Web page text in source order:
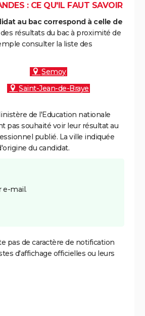
: CE QU'IL FAUT SAVOIR
au bac correspond à celle de
résultats du bac à proximité de
consulter la liste des
Semoy
Saint-Jean-de-Braye
de l'Education nationale
pas souhaité voir leur résultat au
publié. La ville indiquée
du candidat.
e-mail.
pas de caractère de notification
d'affichage officielles ou leurs